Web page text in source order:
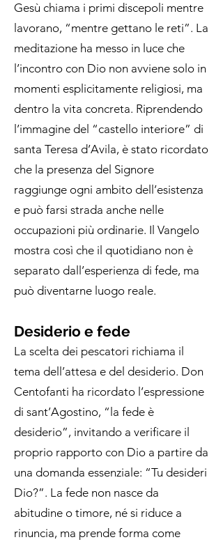
Gesù chiama i primi discepoli mentre
lavorano, “mentre gettano le reti”. La
meditazione ha messo in luce che
l’incontro con Dio non avviene solo in
momenti esplicitamente religiosi, ma
dentro la vita concreta. Riprendendo
l’immagine del “castello interiore” di
santa Teresa d’Avila, è stato ricordato
che la presenza del Signore
raggiunge ogni ambito dell’esistenza
e può farsi strada anche nelle
occupazioni più ordinarie. Il Vangelo
mostra così che il quotidiano non è
separato dall’esperienza di fede, ma
può diventarne luogo reale.
Desiderio e fede
La scelta dei pescatori richiama il
tema dell’attesa e del desiderio. Don
Centofanti ha ricordato l’espressione
di sant’Agostino, “la fede è
desiderio”, invitando a verificare il
proprio rapporto con Dio a partire da
una domanda essenziale: “Tu desideri
Dio?”. La fede non nasce da
abitudine o timore, né si riduce a
rinuncia, ma prende forma come